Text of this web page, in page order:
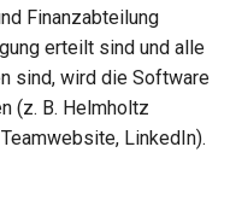
Finanzabteilung
erteilt sind und alle
sind, wird die Software
(z. B. Helmholtz
LinkedIn).